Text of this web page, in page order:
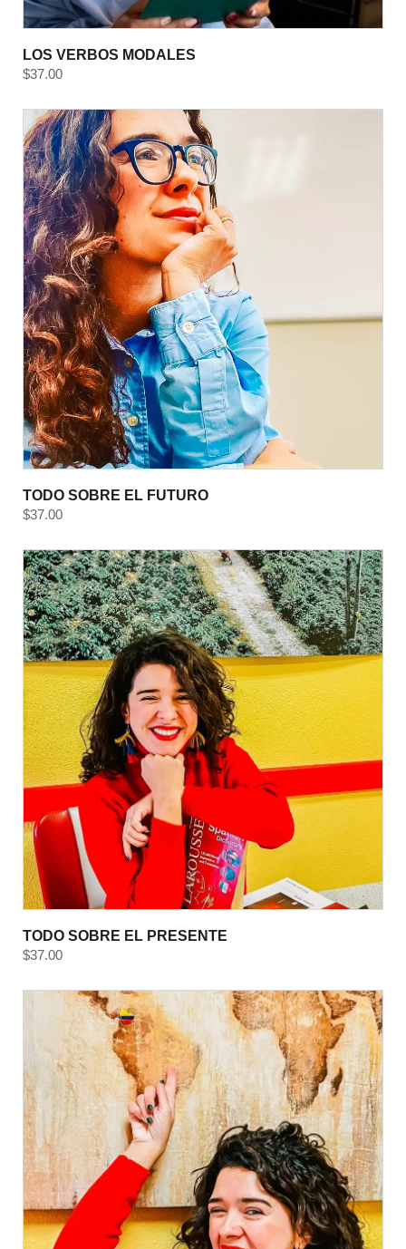
LOS VERBOS MODALES
$37.00
TODO SOBRE EL FUTURO
$37.00
TODO SOBRE EL PRESENTE
$37.00